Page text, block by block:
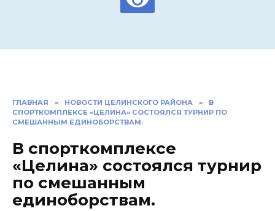
ГЛАВНАЯ » НОВОСТИ ЦЕЛИНСКОГО РАЙОНА »
В
СПОРТКОМПЛЕКСЕ «ЦЕЛИНА» СОСТОЯЛСЯ ТУРНИР ПО
СМЕШАННЫМ ЕДИНОБОРСТВАМ.
В спорткомплексе
«Целина» состоялся турнир
по смешанным
единоборствам.